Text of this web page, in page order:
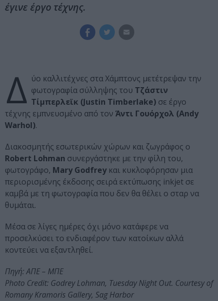
έγινε έργο τέχνης.
Δ ύο καλλιτέχνες στα Χάμπτονς μετέτρεψαν την
φωτογραφία σύλληψης του Τζάστιν
Τίμπερλεϊκ (Justin Timberlake) σε έργο
τέχνης εμπνευσμένο από τον Άντι Γουόρχολ (Andy
Warhol).
Διακοσμητής εσωτερικών χώρων και ζωγράφος ο
Robert Lohman συνεργάστηκε με την φίλη του,
φωτογράφο, Mary Godfrey και κυκλοφόρησαν μια
περιορισμένης έκδοσης σειρά εκτύπωσης inkjet σε
καμβά με τη φωτογραφία που δεν θα θέλει ο σταρ να
θυμάται.
Μέσα σε λίγες ημέρες όχι μόνο κατάφερε να
προσελκύσει το ενδιαφέρον των κατοίκων αλλά
κοντεύει να εξαντληθεί.
Πηγή: ΑΠΕ – ΜΠΕ
Photo Credit: Godrey Lohman, Tuesday Night Out. Courtesy of
Romany Kramoris Gallery, Sag Harbor